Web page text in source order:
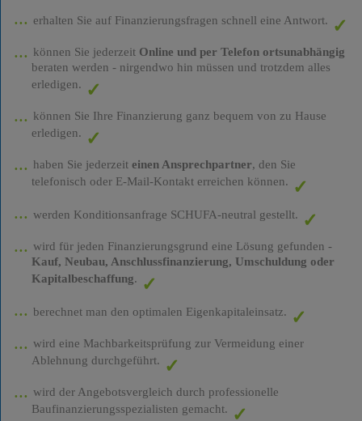
erhalten Sie auf Finanzierungsfragen schnell eine Antwort.
können Sie jederzeit Online und per Telefon ortsunabhängig
beraten werden - nirgendwo hin müssen und trotzdem alles
erledigen.
können Sie Ihre Finanzierung ganz bequem von zu Hause
erledigen.
haben Sie jederzeit einen Ansprechpartner, den Sie
telefonisch oder E-Mail-Kontakt erreichen können.
werden Konditionsanfrage SCHUFA-neutral gestellt.
wird für jeden Finanzierungsgrund eine Lösung gefunden -
Kauf, Neubau, Anschlussfinanzierung, Umschuldung oder
Kapitalbeschaffung.
berechnet man den optimalen Eigenkapitaleinsatz.
wird eine Machbarkeitsprüfung zur Vermeidung einer
Ablehnung durchgeführt.
wird der Angebotsvergleich durch professionelle
Baufinanzierungsspezialisten gemacht.